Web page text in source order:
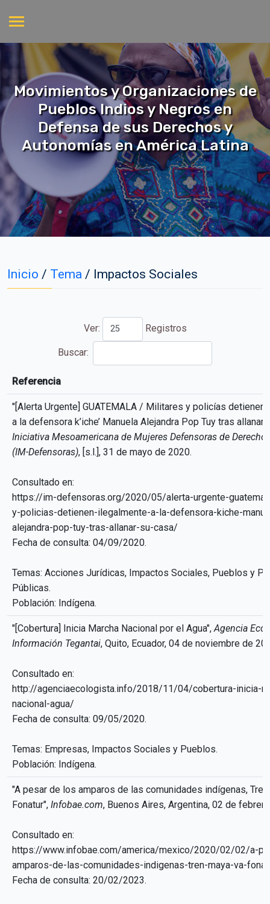
Movimientos y Organizaciones de
Pueblos Indios y Negros en
Defensa de sus Derechos y
Autonomías en América Latina
Inicio / Tema / Impactos Sociales
Ver: Registros
Buscar:
Referencia
Referencia
"[Alerta Urgente] GUATEMALA / Militares y policías detienen
a la defensora k’iche’ Manuela Alejandra Pop Tuy tras allanar
Iniciativa Mesoamericana de Mujeres Defensoras de
(IM-Defensoras), [s.l.], 31 de mayo de 2020.
Consultado en:
https://im-defensoras.org/2020/05/alerta-urgente-
y-policias-detienen-ilegalmente-a-la-defensora-kiche-
alejandra-pop-tuy-tras-allanar-su-casa/
Fecha de consulta: 04/09/2020.
Temas: Acciones Jurídicas, Impactos Sociales, Pueblos y
Públicas.
Población: Indígena.
"[Cobertura] Inicia Marcha Nacional por el Agua",Agencia
Información Tegantai, Quito, Ecuador, 04 de noviembre de
Consultado en:
http://agenciaecologista.info/2018/11/04/cobertura-inicia-
nacional-agua/
Fecha de consulta: 09/05/2020.
Temas: Empresas, Impactos Sociales y Pueblos.
Población: Indígena.
"A pesar de los amparos de las comunidades indígenas, Tren
Fonatur", Infobae.com, Buenos Aires, Argentina, 02 de
Consultado en:
https://www.infobae.com/america/mexico/2020/02/02/a-
amparos-de-las-comunidades-indigenas-tren-maya-va-
Fecha de consulta: 20/02/2023.